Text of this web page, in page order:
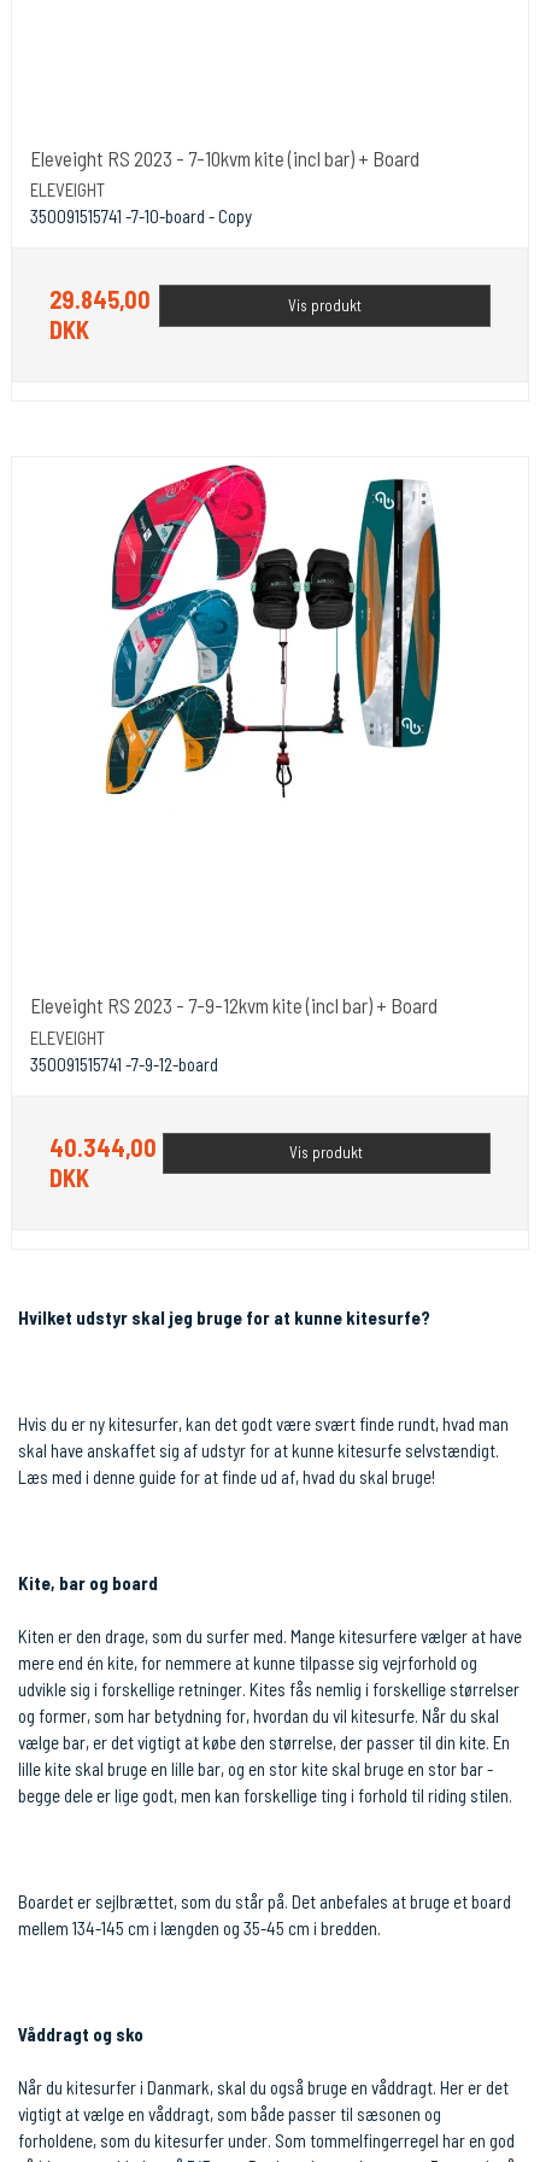
Eleveight RS 2023 - 7-10kvm kite (incl bar) + Board
ELEVEIGHT
350091515741 -7-10-board - Copy
29.845,00
DKK
Vis produkt
Eleveight RS 2023 - 7-9-12kvm kite (incl bar) + Board
ELEVEIGHT
350091515741 -7-9-12-board
40.344,00
DKK
Vis produkt
Hvilket udstyr skal jeg bruge for at kunne kitesurfe?
Hvis du er ny kitesurfer, kan det godt være svært finde rundt, hvad man
skal have anskaffet sig af udstyr for at kunne kitesurfe selvstændigt.
Læs med i denne guide for at finde ud af, hvad du skal bruge!
Kite, bar og board
Kiten er den drage, som du surfer med. Mange kitesurfere vælger at have
mere end én kite, for nemmere at kunne tilpasse sig vejrforhold og
udvikle sig i forskellige retninger. Kites fås nemlig i forskellige størrelser
og former, som har betydning for, hvordan du vil kitesurfe. Når du skal
vælge bar, er det vigtigt at købe den størrelse, der passer til din kite. En
lille kite skal bruge en lille bar, og en stor kite skal bruge en stor bar -
begge dele er lige godt, men kan forskellige ting i forhold til riding stilen.
Boardet er sejlbrættet, som du står på. Det anbefales at bruge et board
mellem 134-145 cm i længden og 35-45 cm i bredden.
Våddragt og sko
Når du kitesurfer i Danmark, skal du også bruge en våddragt. Her er det
vigtigt at vælge en våddragt, som både passer til sæsonen og
forholdene, som du kitesurfer under. Som tommelfingerregel har en god